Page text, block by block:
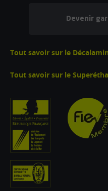
Devenir
Tout savoir sur le
Tout savoir sur le